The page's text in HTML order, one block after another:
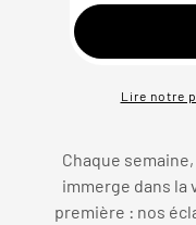
Lire notre
Chaque
immerge dans la
première : nos